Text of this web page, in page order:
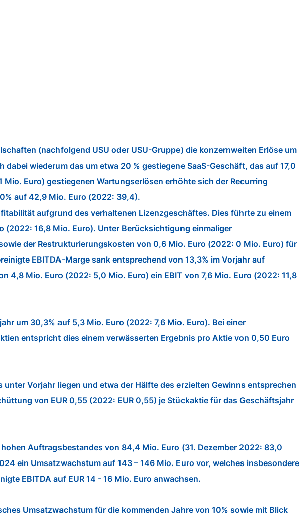
(nachfolgend USU oder USU-Gruppe) die konzernweiten Erlöse um
wiederum das um etwa 20 % gestiegene SaaS-Geschäft, das auf 17,0
Euro) gestiegenen Wartungserlösen erhöhte sich der Recurring
auf 42,9 Mio. Euro (2022: 39,4).
aufgrund des verhaltenen Lizenzgeschäftes. Dies führte zu einem
(2022: 16,8 Mio. Euro). Unter Berücksichtigung einmaliger
der Restrukturierungskosten von 0,6 Mio. Euro (2022: 0 Mio. Euro) für
EBITDA-Marge sank entsprechend von 13,3% im Vorjahr auf
4,8 Mio. Euro (2022: 5,0 Mio. Euro) ein EBIT von 7,6 Mio. Euro (2022: 11,8
um 30,3% auf 5,3 Mio. Euro (2022: 7,6 Mio. Euro). Bei einer
entspricht dies einem verwässerten Ergebnis pro Aktie von 0,50 Euro
Vorjahr liegen und etwa der Hälfte des erzielten Gewinns entsprechen
von EUR 0,55 (2022: EUR 0,55) je Stückaktie für das Geschäftsjahr
Auftragsbestandes von 84,4 Mio. Euro (31. Dezember 2022: 83,0
ein Umsatzwachstum auf 143 – 146 Mio. Euro vor, welches insbesondere
EBITDA auf EUR 14 - 16 Mio. Euro anwachsen.
Umsatzwachstum für die kommenden Jahre von 10% sowie mit Blick